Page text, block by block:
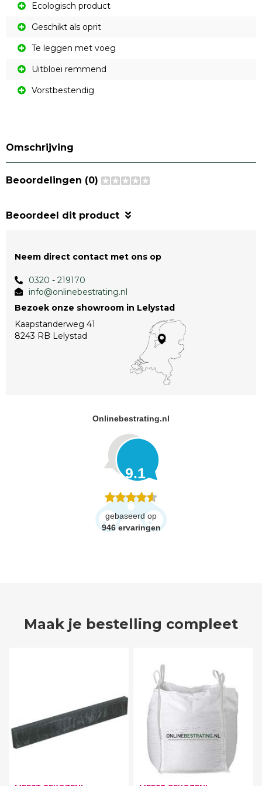
Ecologisch product
Geschikt als oprit
Te leggen met voeg
Uitbloei remmend
Vorstbestendig
Omschrijving
Beoordelingen (0)
Beoordeel dit product
Neem direct contact met ons op
0320 - 219170
info@onlinebestrating.nl
Bezoek onze showroom in Lelystad
Kaapstanderweg 41
8243 RB Lelystad
Onlinebestrating.nl
9.1
gebaseerd op
946 ervaringen
Maak je bestelling compleet